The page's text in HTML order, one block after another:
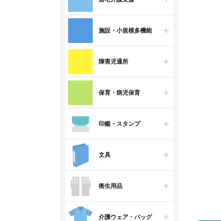
施設・小規模多機能
障害児通所
保育・病児保育
印鑑・スタンプ
文具
衛生用品
介護ウェア・バッグ